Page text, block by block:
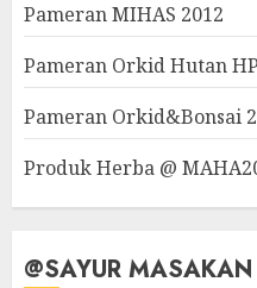
Pameran MIHAS 2012
Pameran Orkid Hutan
Pameran Orkid&Bonsai
Produk Herba @
@SAYUR MASAKAN